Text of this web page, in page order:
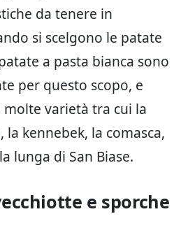
da tenere in
si scelgono le patate
a pasta bianca sono
per questo scopo, e
varietà tra cui la
la kennebek, la comasca,
lunga di San Biase.
e sporche